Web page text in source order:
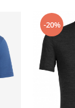
-20%